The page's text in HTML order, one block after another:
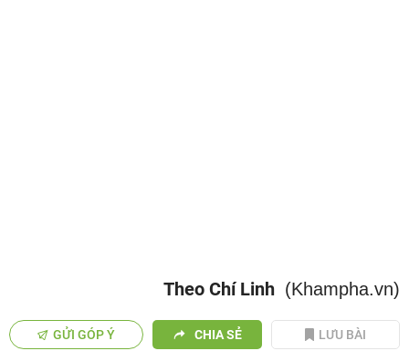
Theo Chí Linh (Khampha.vn)
GỬI GÓP Ý CHIA SẺ LƯU BÀI